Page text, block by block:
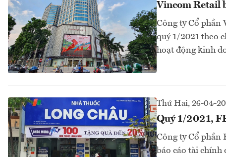
Vincom Retail
Công ty Cổ phần
quý 1/2021 theo
hoạt động kinh
Thứ Hai, 26-04-
Quý 1/2021,
Công ty Cổ phần
báo cáo tài